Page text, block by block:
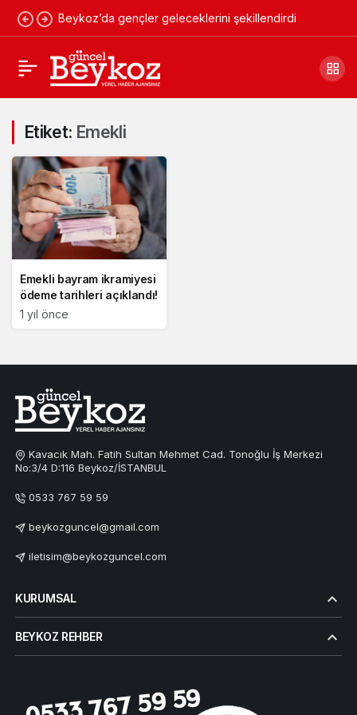
Beykoz’da gençler geleceklerini şekillendirdi
Etiket: Emekli
Emekli bayram ikramiyesi
ödeme tarihleri açıklandı!
1 yıl önce
Kavacık Mah. Fatih Sultan Mehmet Cad. Tonoğlu İş Merkezi
No:3/4 D:116 Beykoz/İSTANBUL
0533 767 59 59
beykozguncel@gmail.com
iletisim@beykozguncel.com
KURUMSAL
BEYKOZ REHBER